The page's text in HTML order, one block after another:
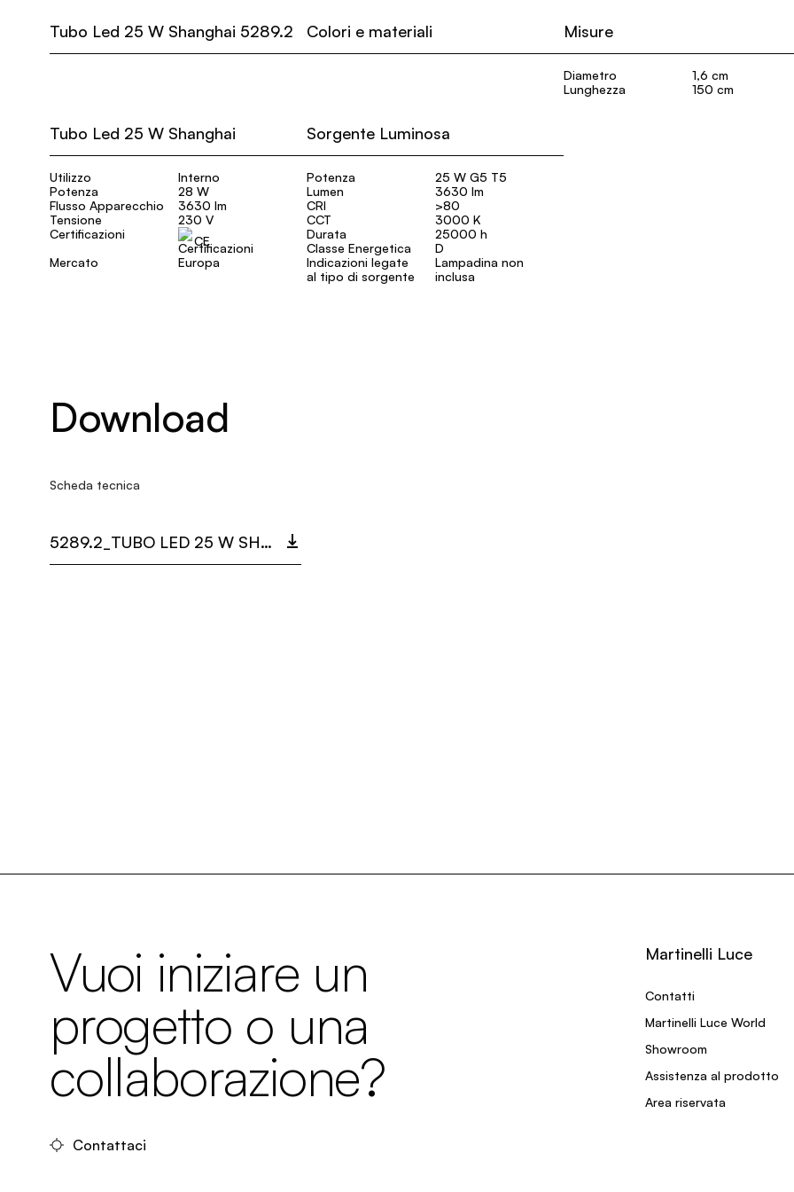
Tubo Led 25 W Shanghai 5289.2 Colori e materiali Misure
Diametro
1,6 cm
Lunghezza
150 cm
Tubo Led 25 W Shanghai
Utilizzo
Interno
Potenza
28 W
Flusso Apparecchio
3630 lm
Tensione
230 V
Certificazioni
CE
Mercato
Europa
Sorgente Luminosa
Potenza
25 W G5 T5
Lumen
3630 lm
CRI
>80
CCT
3000 K
Durata
25000 h
Classe Energetica
D
Indicazioni legate
al tipo di sorgente
Lampadina non
inclusa
Download
Scheda tecnica
5289.2_TUBO LED 25 W SHANGHAI.PDF
Vuoi iniziare un
progetto o una
collaborazione?
Contattaci
Martinelli Luce
Contatti
Martinelli Luce World
Showroom
Assistenza al prodotto
Area riservata